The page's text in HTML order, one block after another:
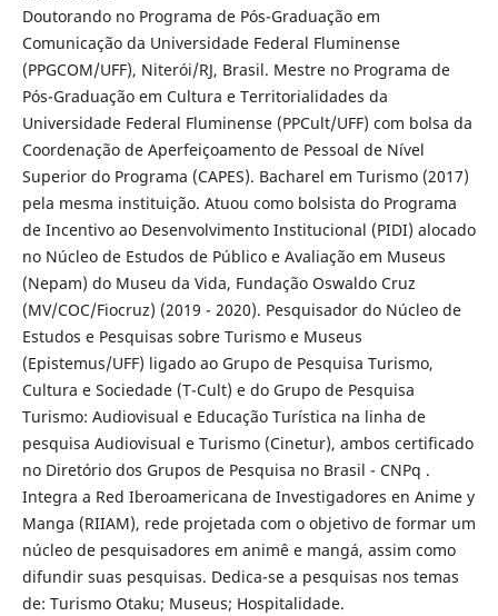
Doutorando no Programa de Pós-Graduação em
Comunicação da Universidade Federal Fluminense
(PPGCOM/UFF), Niterói/RJ, Brasil. Mestre no Programa de
Pós-Graduação em Cultura e Territorialidades da
Universidade Federal Fluminense (PPCult/UFF) com bolsa da
Coordenação de Aperfeiçoamento de Pessoal de Nível
Superior do Programa (CAPES). Bacharel em Turismo (2017)
pela mesma instituição. Atuou como bolsista do Programa
de Incentivo ao Desenvolvimento Institucional (PIDI) alocado
no Núcleo de Estudos de Público e Avaliação em Museus
(Nepam) do Museu da Vida, Fundação Oswaldo Cruz
(MV/COC/Fiocruz) (2019 - 2020). Pesquisador do Núcleo de
Estudos e Pesquisas sobre Turismo e Museus
(Epistemus/UFF) ligado ao Grupo de Pesquisa Turismo,
Cultura e Sociedade (T-Cult) e do Grupo de Pesquisa
Turismo: Audiovisual e Educação Turística na linha de
pesquisa Audiovisual e Turismo (Cinetur), ambos certificado
no Diretório dos Grupos de Pesquisa no Brasil - CNPq .
Integra a Red Iberoamericana de Investigadores en Anime y
Manga (RIIAM), rede projetada com o objetivo de formar um
núcleo de pesquisadores em animê e mangá, assim como
difundir suas pesquisas. Dedica-se a pesquisas nos temas
de: Turismo Otaku; Museus; Hospitalidade.